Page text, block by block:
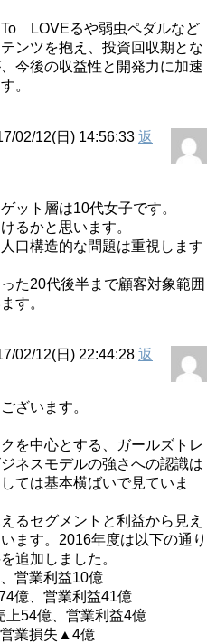
LOVEるや弱虫ペダルなど
ンツを抱え、投資回収期とな
今後の収益性と開発力に加速
。
02/12(日) 14:56:33 返
ット層は10代女子です。
るかと思います。
口構造的な問題は重視します
た20代後半まで顧客対象範囲
す。
02/12(日) 22:44:28 返
ざいます。
を中心とする、ガールズトレ
ネスモデルの強さへの認識は
ては基本横ばいで見ていま
るセグメントと利益から見え
ます。2016年度は以下の通り
追加しました。
営業利益10億
億、営業利益41億
54億、営業利益4億
業損失▲4億